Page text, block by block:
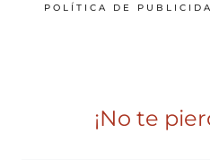
POLÍTICA DE
¡No te